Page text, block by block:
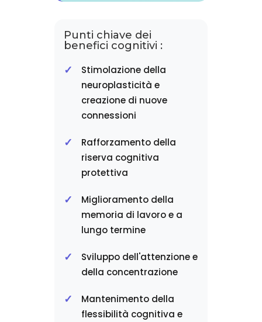
Punti chiave dei
benefici cognitivi :
Stimolazione della
neuroplasticità e
creazione di nuove
connessioni
Rafforzamento della
riserva cognitiva
protettiva
Miglioramento della
memoria di lavoro e a
lungo termine
Sviluppo dell'attenzione e
della concentrazione
Mantenimento della
flessibilità cognitiva e